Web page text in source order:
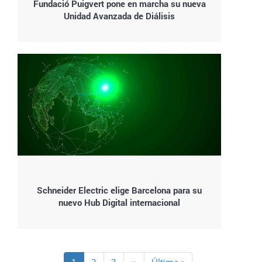
Fundació Puigvert pone en marcha su nueva
Unidad Avanzada de Diálisis
Schneider Electric elige Barcelona para su
nuevo Hub Digital internacional
Paginación